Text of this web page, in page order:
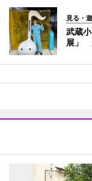
見る・
武蔵
展」